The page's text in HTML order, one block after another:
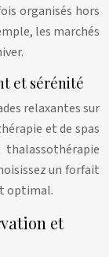
organisés hors
les marchés
et sérénité
relaxantes sur
et de spas
un forfait
optimal.
et